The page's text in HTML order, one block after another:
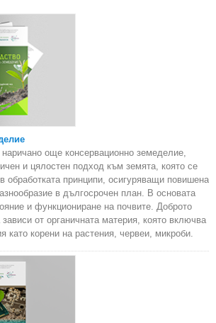
наричано още консервационно земеделие,
и цялостен подход към земята, която се
обработката принципи, осигуряващи повишена
в дългосрочен план. В основата
и функциониране на почвите. Доброто
от органичната материя, която включва
като корени на растения, червеи, микроби.